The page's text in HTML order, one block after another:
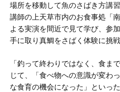
場所を移動して魚のさばき方講習
講師の上天草市内のお食事処「
よる実演を間近で見て学び、参
手に取り真鯛をさばく体験に挑戦
「釣って終わりではなく、食ま
じて、「食べ物への意識が変わ
な食育の機会になった」といっ